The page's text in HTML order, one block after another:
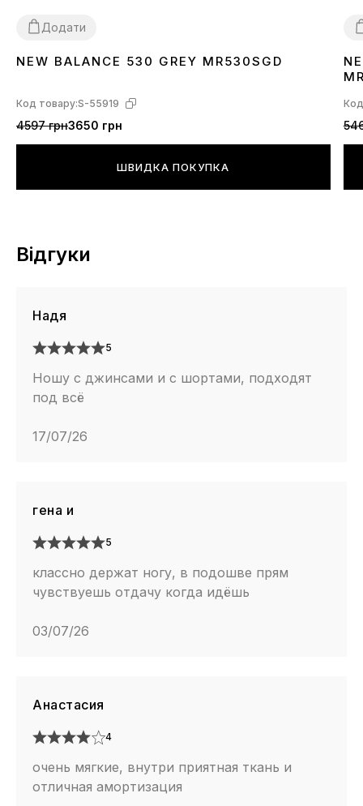
Додати
3637 3839404142 434445
NEW BALANCE 530 GREY MR530SGD
Код товару:S-55919
4597 грн3650 грн
ШВИДКА ПОКУПКА
Відгуки
Надя
5
Ношу с джинсами и с шортами, подходят
под всё
17/07/26
гена и
5
классно держат ногу, в подошве прям
чувствуешь отдачу когда идёшь
03/07/26
Анастасия
4
очень мягкие, внутри приятная ткань и
отличная амортизация